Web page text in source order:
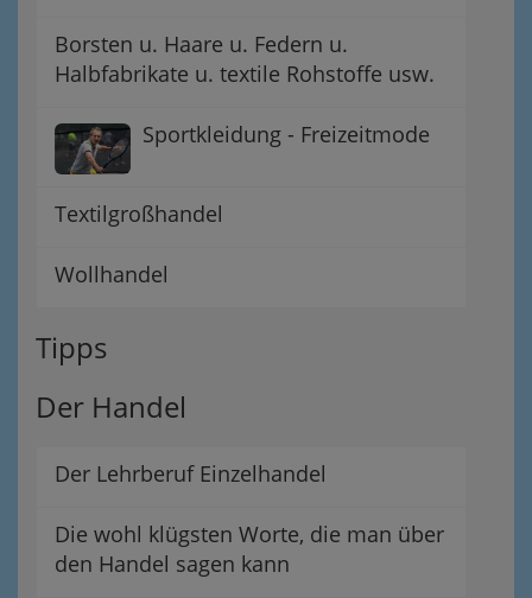
Borsten u. Haare u. Federn u.
Halbfabrikate u. textile Rohstoffe usw.
Sportkleidung - Freizeitmode
Textilgroßhandel
Wollhandel
Tipps
Der Handel
Der Lehrberuf Einzelhandel
Die wohl klügsten Worte, die man über
den Handel sagen kann